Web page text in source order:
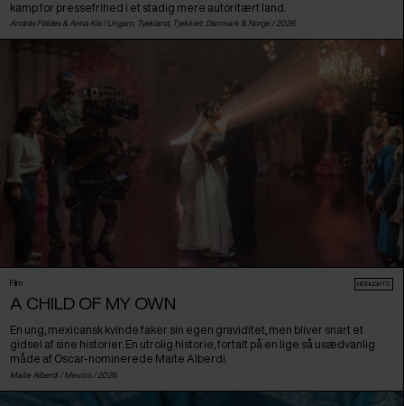
kamp for pressefrihed i et stadig mere autoritært land.
András Földes & Anna Kis / Ungarn Tyskland, Tjekkiet, Danmark & Norge / 2026
Film HIGHLIGHTS
A CHILD OF MY OWN
En ung, mexicansk kvinde faker sin egen graviditet, men bliver snart et
gidsel af sine historier. En utrolig historie, fortalt på en lige så usædvanlig
måde af Oscar-nominerede Maite Alberdi.
Maite Alberdi / Mexico/ 2026